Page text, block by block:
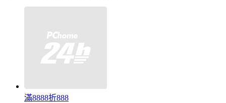
滿8888折888